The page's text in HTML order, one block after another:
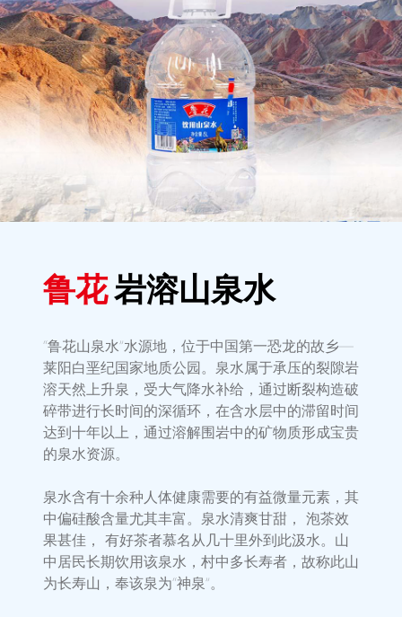
鲁花岩溶山泉水
“鲁花山泉水”水源地，位于中国第一恐龙的故乡—
莱阳白垩纪国家地质公园。泉水属于承压的裂隙岩
溶天然上升泉，受大气降水补给，通过断裂构造破
碎带进行长时间的深循环，在含水层中的滞留时间
达到十年以上，通过溶解围岩中的矿物质形成宝贵
的泉水资源。
泉水含有十余种人体健康需要的有益微量元素，其
中偏硅酸含量尤其丰富。泉水清爽甘甜， 泡茶效
果甚佳， 有好茶者慕名从几十里外到此汲水。山
中居民长期饮用该泉水，村中多长寿者，故称此山
为长寿山，奉该泉为“神泉”。